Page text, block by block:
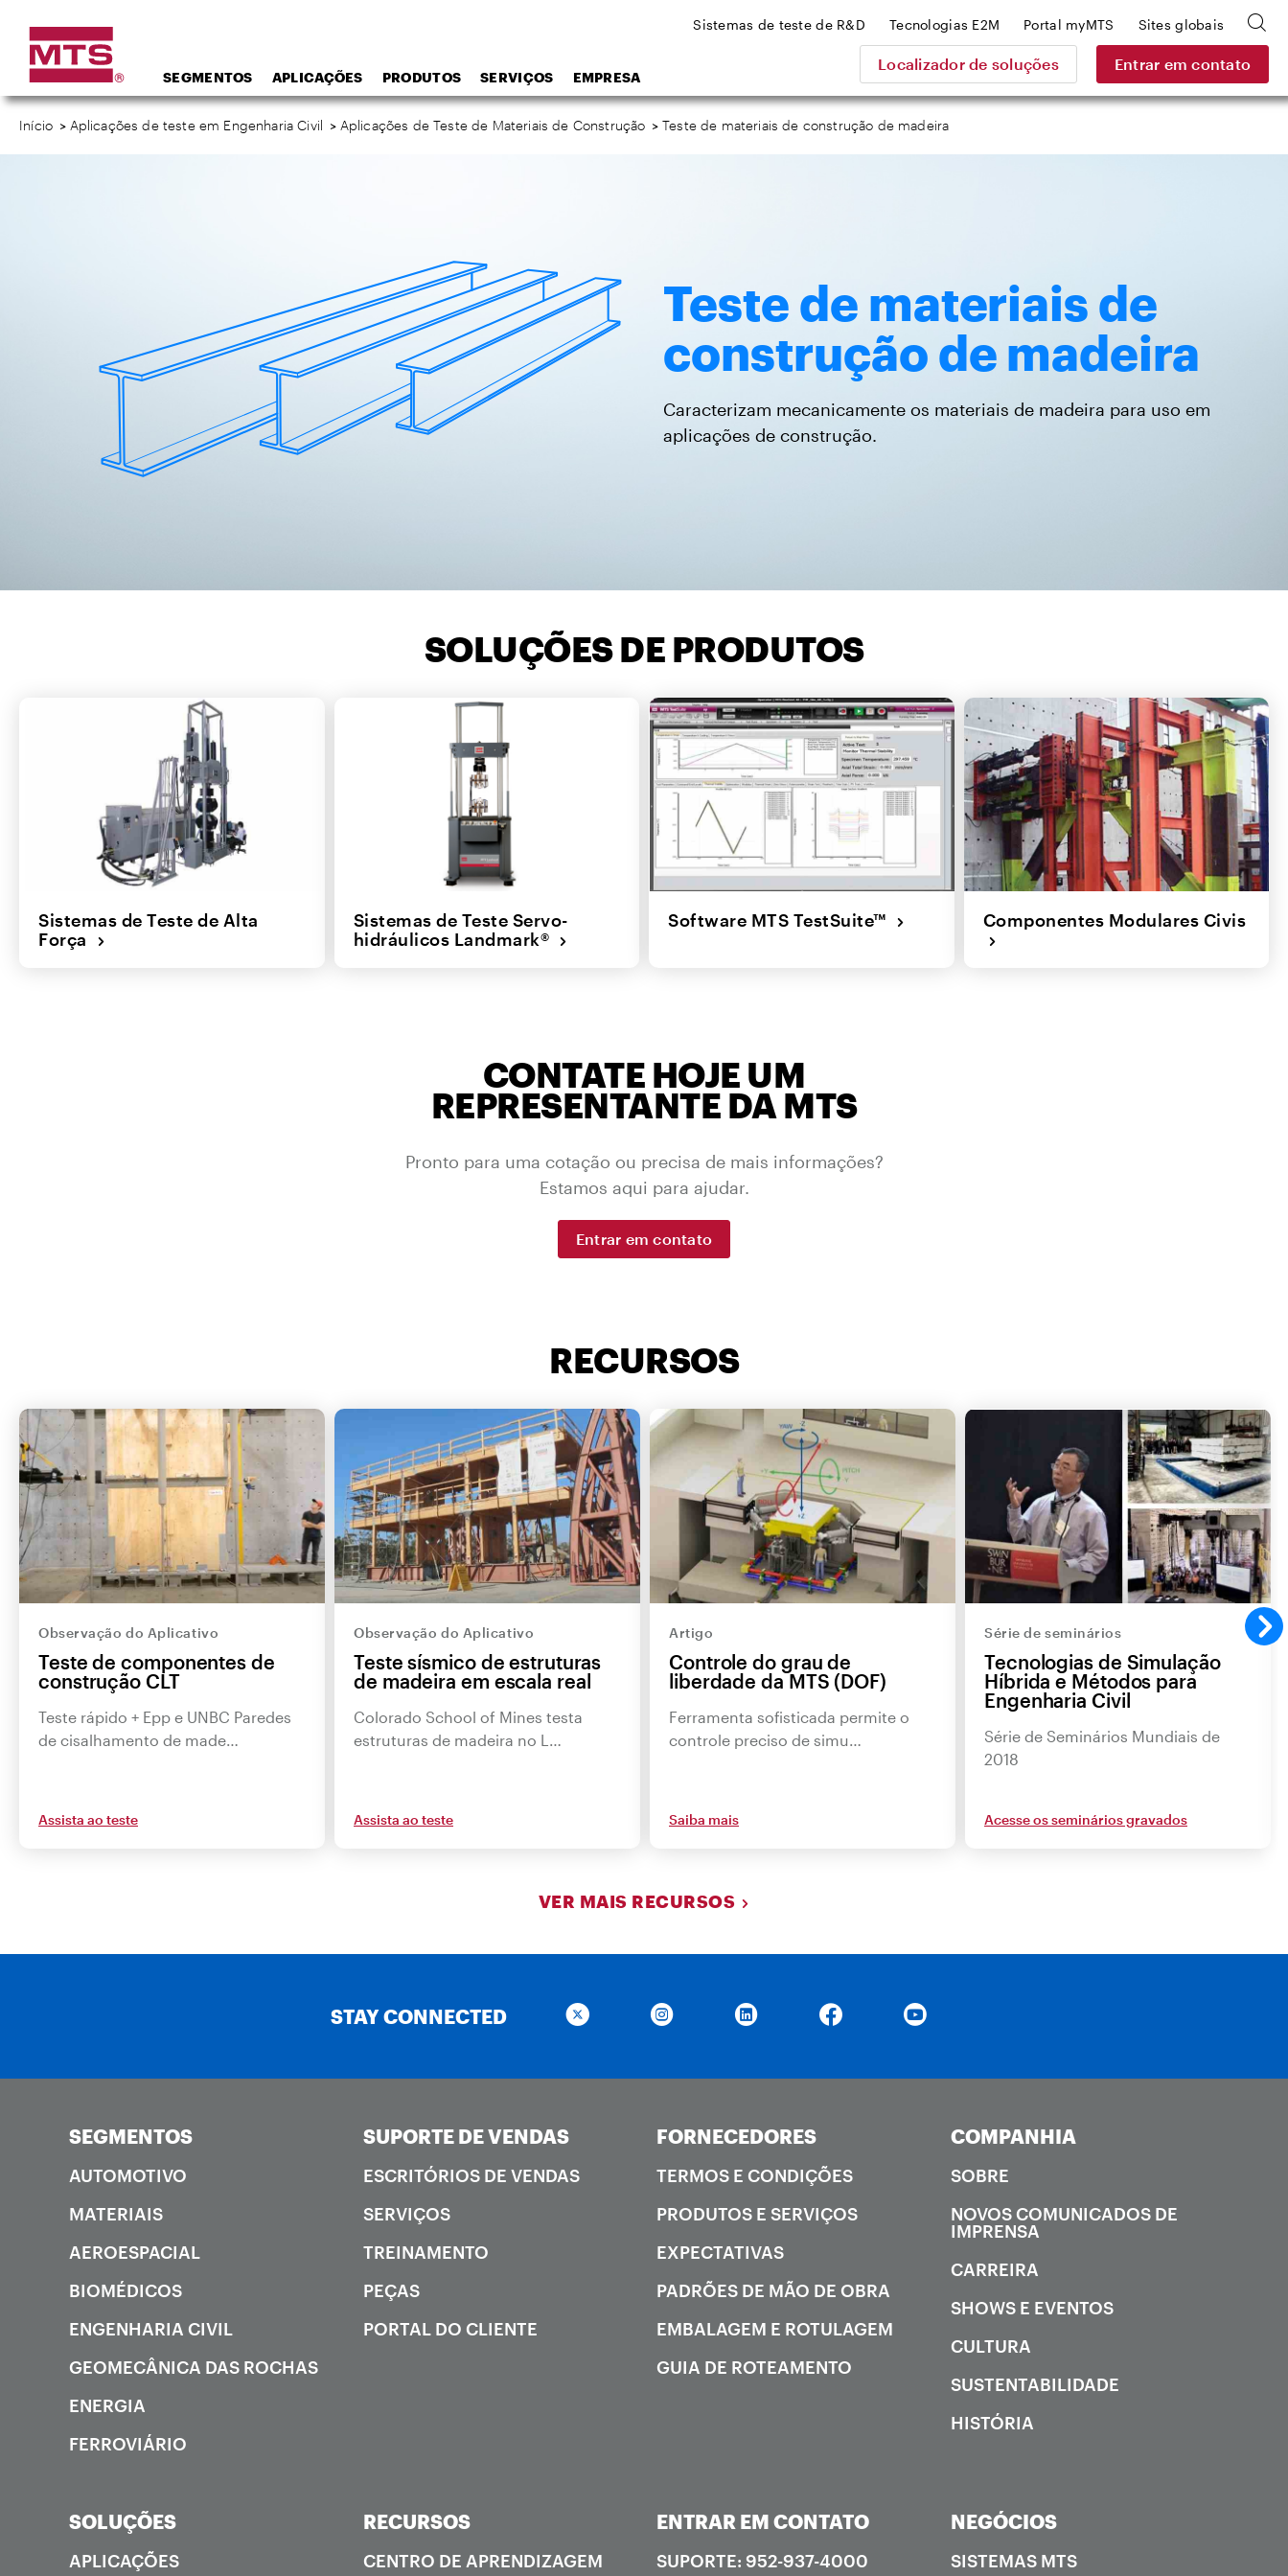
SEGMENTOS APLICAÇÕES PRODUTOS SERVIÇOS EMPRESA
Localizador de soluções Entrar em contato
Sistemas de teste de R&D Tecnologias E2M Portal myMTS Sites globais
Início > Aplicações de teste em Engenharia Civil > Aplicações de Teste de Materiais de Construção > Teste de materiais de construção de madeira
Teste de materiais de
construção de madeira
Caracterizam mecanicamente os materiais de madeira para uso em
aplicações de construção.
SOLUÇÕES DE PRODUTOS
Sistemas de Teste de Alta
Força
Sistemas de Teste Servo-
hidráulicos Landmark®
Software MTS TestSuite™ Componentes Modulares Civis
CONTATE HOJE UM
REPRESENTANTE DA MTS
Pronto para uma cotação ou precisa de mais informações?
Estamos aqui para ajudar.
Entrar em contato
RECURSOS
Observação do Aplicativo
Teste de componentes de
construção CLT
Teste rápido + Epp e UNBC Paredes
de cisalhamento de made…
Assista ao teste
Observação do Aplicativo
Teste sísmico de estruturas
de madeira em escala real
Colorado School of Mines testa
estruturas de madeira no L…
Assista ao teste
Artigo
Controle do grau de
liberdade da MTS (DOF)
Ferramenta sofisticada permite o
controle preciso de simu…
Saiba mais
Série de seminários
Tecnologias de Simulação
Híbrida e Métodos para
Engenharia Civil
Série de Seminários Mundiais de
2018
Acesse os seminários gravados
VER MAIS RECURSOS
STAY CONNECTED
SEGMENTOS
AUTOMOTIVO
MATERIAIS
AEROESPACIAL
BIOMÉDICOS
ENGENHARIA CIVIL
GEOMECÂNICA DAS ROCHAS
ENERGIA
FERROVIÁRIO
SUPORTE DE VENDAS
ESCRITÓRIOS DE VENDAS
SERVIÇOS
TREINAMENTO
PEÇAS
PORTAL DO CLIENTE
FORNECEDORES
TERMOS E CONDIÇÕES
PRODUTOS E SERVIÇOS
EXPECTATIVAS
PADRÕES DE MÃO DE OBRA
EMBALAGEM E ROTULAGEM
GUIA DE ROTEAMENTO
COMPANHIA
SOBRE
NOVOS COMUNICADOS DE
IMPRENSA
CARREIRA
SHOWS E EVENTOS
CULTURA
SUSTENTABILIDADE
HISTÓRIA
SOLUÇÕES
APLICAÇÕES
RECURSOS
CENTRO DE APRENDIZAGEM
ENTRAR EM CONTATO
SUPORTE: 952-937-4000
NEGÓCIOS
SISTEMAS MTS